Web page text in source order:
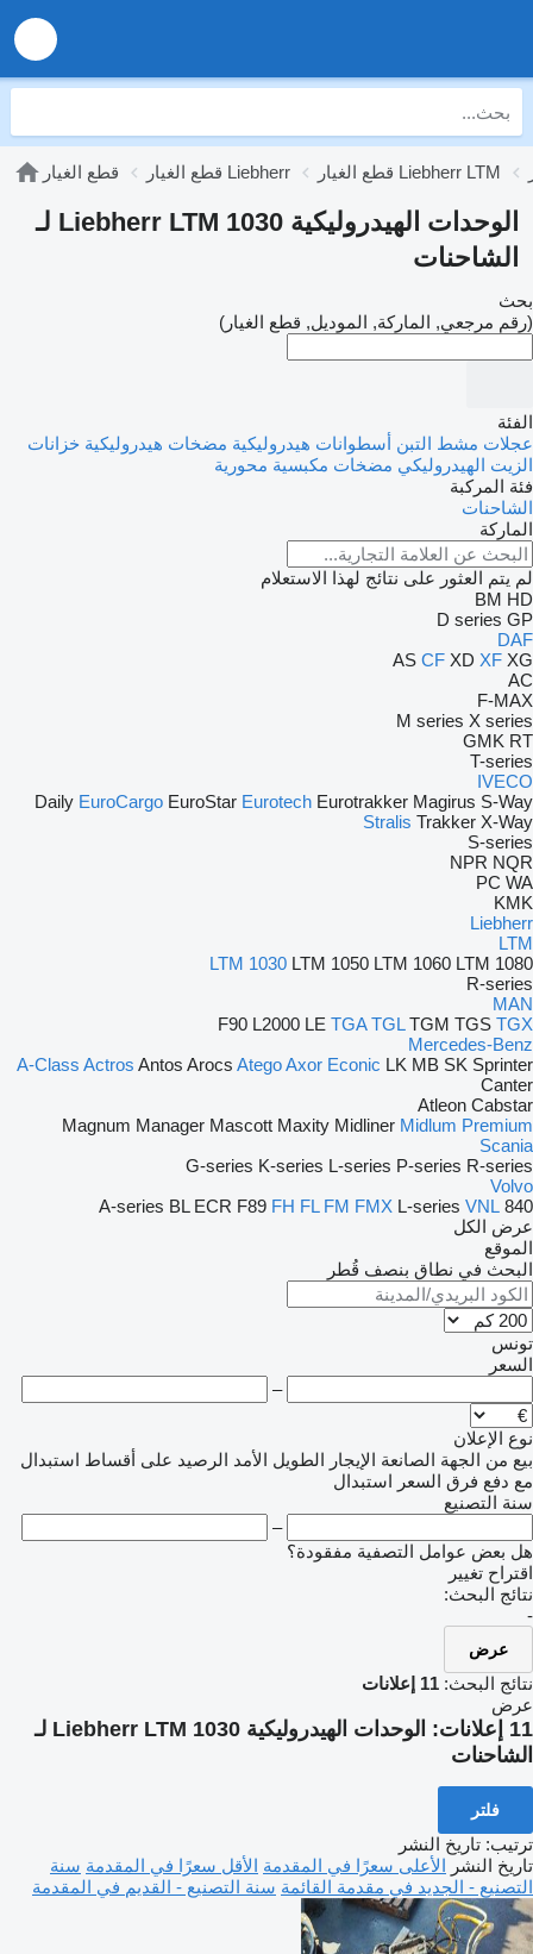
قطع الغيار قطع الغيار Liebherr قطع الغيار Liebherr LTM
الوحدات الهيدروليكية Liebherr LTM 1030 لـ
الشاحنات
بحث
(رقم مرجعي, الماركة, الموديل, قطع الغيار)
الفئة
عجلات مشط التبن أسطوانات هيدروليكية مضخات هيدروليكية خزانات
الزيت الهيدروليكي مضخات مكبسية محورية
فئة المركبة
الشاحنات
الماركة
لم يتم العثور على نتائج لهذا الاستعلام
BM HD
D series GP
DAF
AS CF XD XF XG
AC
F-MAX
M series X series
GMK RT
T-series
IVECO
Daily EuroCargo EuroStar Eurotech Eurotrakker Magirus S-Way
Stralis Trakker X-Way
S-series
NPR NQR
PC WA
KMK
Liebherr
LTM
LTM 1030 LTM 1050 LTM 1060 LTM 1080
R-series
MAN
F90 L2000 LE TGA TGL TGM TGS TGX
Mercedes-Benz
A-Class Actros Antos Arocs AtegoAxor Econic LK MB SK Sprinter
Canter
Atleon Cabstar
Magnum Manager Mascott Maxity Midliner Midlum Premium
Scania
G-series K-series L-series P-series R-series
Volvo
840
A-series BL ECR F89 FH FL FM FMX L-series VNL
عرض الكل
الموقع
البحث في نطاق بنصف قُطر
تونس
السعر
–
نوع الإعلان
بيع من الجهة الصانعة الإيجار الطويل الأمد الرصيد على أقساط استبدال
مع دفع فرق السعر استبدال
سنة التصنيع
–
هل بعض عوامل التصفية مفقودة؟
اقتراح تغيير
نتائج البحث:
-
عرض
نتائج البحث: 11 إعلانات
عرض
11 إعلانات:
الوحدات الهيدروليكية Liebherr LTM 1030 لـ
الشاحنات
فلتر
ترتيب: تاريخ النشر
تاريخ النشر الأعلى سعرًا في المقدمة الأقل سعرًا في المقدمة سنة
التصنيع - الجديد في مقدمة القائمة سنة التصنيع - القديم في المقدمة